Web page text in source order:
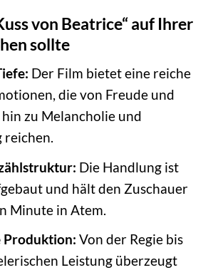
von Beatrice“ auf Ihrer
sollte
Der Film bietet eine reiche
die von Freude und
zu Melancholie und
reichen.
Die Handlung ist
und hält den Zuschauer
Minute in Atem.
Produktion: Von der Regie bis
Leistung überzeugt